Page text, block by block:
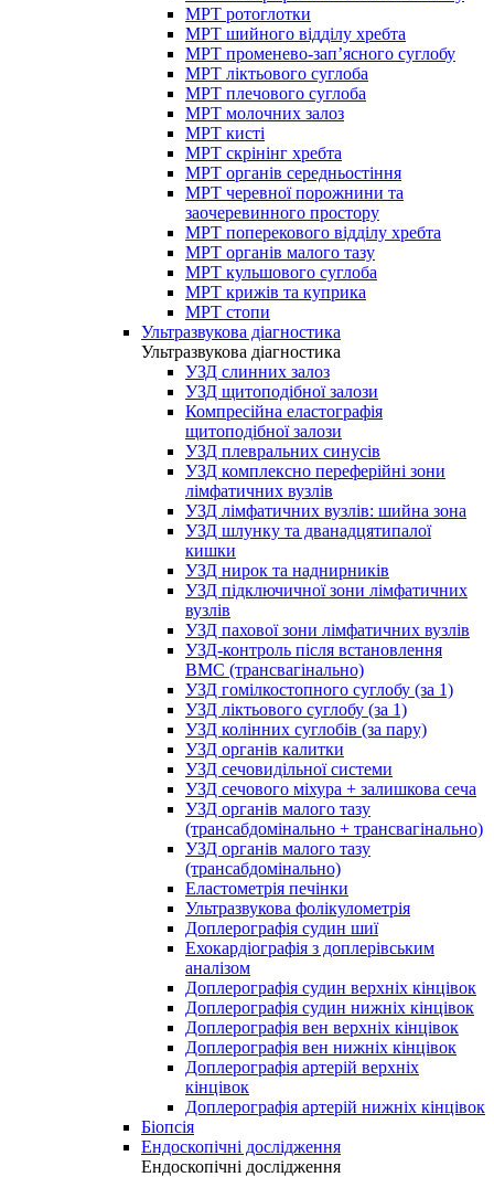
МРТ ротоглотки
МРТ шийного відділу хребта
МРТ променево-зап’ясного суглобу
МРТ ліктьового суглоба
МРТ плечового суглоба
МРТ молочних залоз
МРТ кисті
МРТ скрінінг хребта
МРТ органів середньостіння
МРТ черевної порожнини та
заочеревинного простору
МРТ поперекового відділу хребта
МРТ органів малого тазу
МРТ кульшового суглоба
МРТ крижів та куприка
МРТ стопи
Ультразвукова діагностика
Ультразвукова діагностика
УЗД слинних залоз
УЗД щитоподібної залози
Компресійна еластографія
щитоподібної залози
УЗД плевральних синусів
УЗД комплексно переферійні зони
лімфатичних вузлів
УЗД лімфатичних вузлів: шийна зона
УЗД шлунку та дванадцятипалої
кишки
УЗД нирок та наднирників
УЗД підключичної зони лімфатичних
вузлів
УЗД пахової зони лімфатичних вузлів
УЗД-контроль після встановлення
ВМС (трансвагінально)
УЗД гомілкостопного суглобу (за 1)
УЗД ліктьового суглобу (за 1)
УЗД колінних суглобів (за пару)
УЗД органів калитки
УЗД сечовидільної системи
УЗД сечового міхура + залишкова сеча
УЗД органів малого тазу
(трансабдомінально + трансвагінально)
УЗД органів малого тазу
(трансабдомінально)
Еластометрія печінки
Ультразвукова фолікулометрія
Доплерографія судин шиї
Ехокардіографія з доплерівським
аналізом
Доплерографія судин верхніх кінцівок
Доплерографія судин нижніх кінцівок
Доплерографія вен верхніх кінцівок
Доплерографія вен нижніх кінцівок
Доплерографія артерій верхніх
кінцівок
Доплерографія артерій нижніх кінцівок
Біопсія
Ендоскопічні дослідження
Ендоскопічні дослідження